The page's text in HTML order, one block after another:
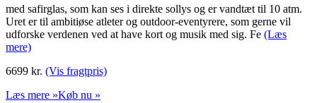
med safirglas, som kan ses i direkte sollys og er vandtæt til 10 atm.
Uret er til ambitiøse atleter og outdoor-eventyrere, som gerne vil
udforske verdenen ved at have kort og musik med sig. Fe (Læs
mere)
6699 kr. (Vis fragtpris)
Læs mere »Køb nu »